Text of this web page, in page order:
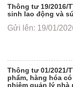
Thông tư 19/2016/
sinh lao động và
Gửi lên: 19/01/
Thông tư 01/2021/
phẩm, hàng hóa
nhiệm quản lý